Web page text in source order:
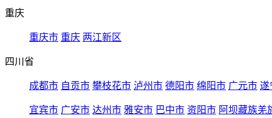
重庆
重庆市 重庆 两江新区
四川省
成都市 自贡市 攀枝花市 泸州市 德阳市 绵阳市 广元市 遂
宜宾市 广安市 达州市 雅安市 巴中市 资阳市 阿坝藏族羌